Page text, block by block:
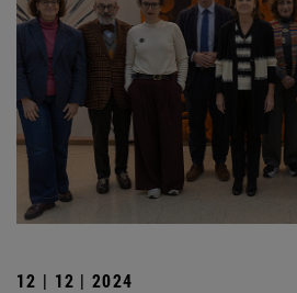
12 | 12 | 2024